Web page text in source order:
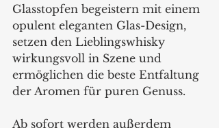
Glasstopfen begeistern mit einem
opulent eleganten Glas-Design,
setzen den Lieblingswhisky
wirkungsvoll in Szene und
ermöglichen die beste Entfaltung
der Aromen für puren Genuss.
Ab sofort werden außerdem